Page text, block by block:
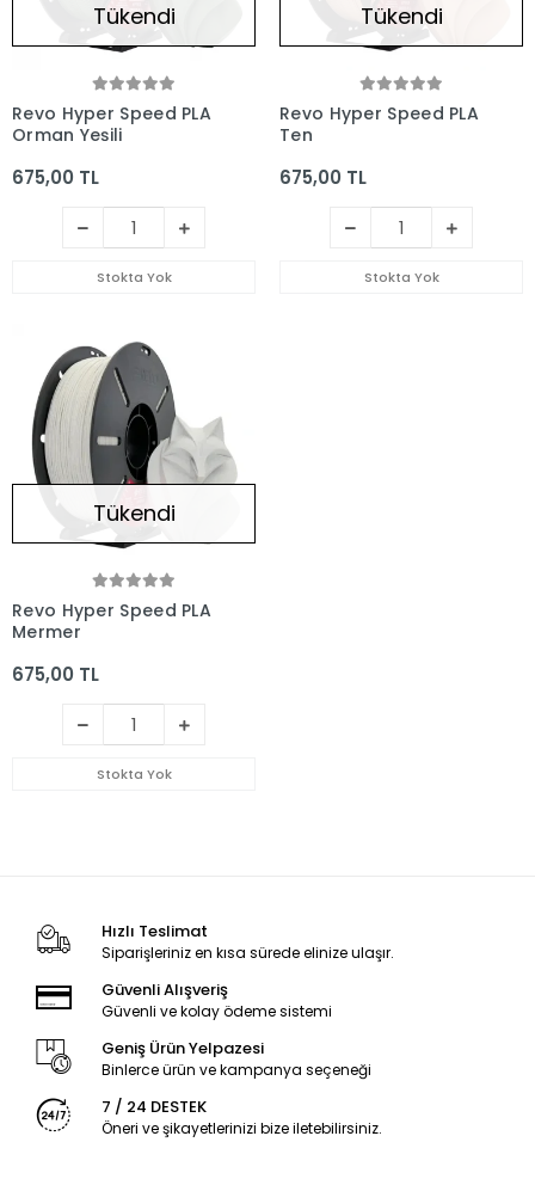
Tükendi
Revo Hyper Speed PLA
Orman Yeşili
675,00 TL
Stokta Yok
Tükendi
Revo Hyper Speed PLA
Ten
675,00 TL
Stokta Yok
Tükendi
Revo Hyper Speed PLA
Mermer
675,00 TL
Stokta Yok
Hızlı Teslimat
Siparişleriniz en kısa sürede elinize ulaşır.
Güvenli Alışveriş
Güvenli ve kolay ödeme sistemi
Geniş Ürün Yelpazesi
Binlerce ürün ve kampanya seçeneği
7 / 24 DESTEK
Öneri ve şikayetlerinizi bize iletebilirsiniz.